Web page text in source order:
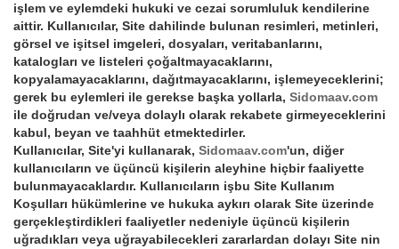
işlem ve eylemdeki hukuki ve cezai sorumluluk kendilerine
aittir. Kullanıcılar, Site dahilinde bulunan resimleri, metinleri,
görsel ve işitsel imgeleri, dosyaları, veritabanlarını,
katalogları ve listeleri çoğaltmayacaklarını,
kopyalamayacaklarını, dağıtmayacaklarını, işlemeyeceklerini;
gerek bu eylemleri ile gerekse başka yollarla, Sidomaav.com
ile doğrudan ve/veya dolaylı olarak rekabete girmeyeceklerini
kabul, beyan ve taahhüt etmektedirler.
Kullanıcılar, Site'yi kullanarak, Sidomaav.com'un, diğer
kullanıcıların ve üçüncü kişilerin aleyhine hiçbir faaliyette
bulunmayacaklardır. Kullanıcıların işbu Site Kullanım
Koşulları hükümlerine ve hukuka aykırı olarak Site üzerinde
gerçekleştirdikleri faaliyetler nedeniyle üçüncü kişilerin
uğradıkları veya uğrayabilecekleri zararlardan dolayı Site nin